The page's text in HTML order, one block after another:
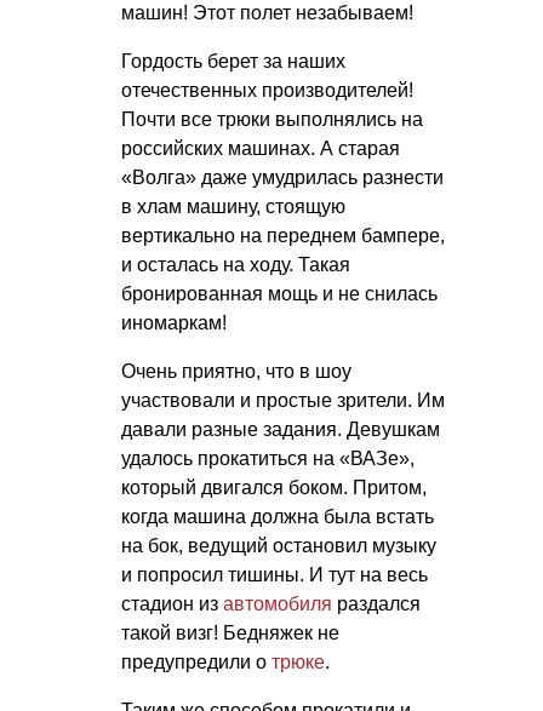
машин! Этот полет незабываем!
Гордость берет за наших
отечественных производителей!
Почти все трюки выполнялись на
российских машинах. А старая
«Волга» даже умудрилась разнести
в хлам машину, стоящую
вертикально на переднем бампере,
и осталась на ходу. Такая
бронированная мощь и не снилась
иномаркам!
Очень приятно, что в шоу
участвовали и простые зрители. Им
давали разные задания. Девушкам
удалось прокатиться на «ВАЗе»,
который двигался боком. Притом,
когда машина должна была встать
на бок, ведущий остановил музыку
и попросил тишины. И тут на весь
стадион из автомобиля раздался
такой визг! Бедняжек не
предупредили о трюке.